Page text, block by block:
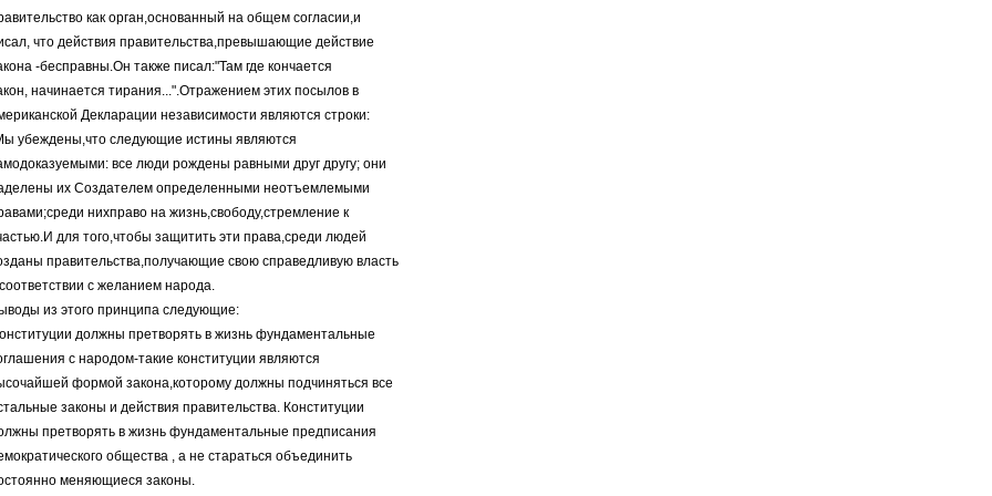
как орган,основанный на общем согласии,и
что действия правительства,превышающие действие
-бесправны.Он также писал:"Там где кончается
начинается тирания...".Отражением этих посылов в
Декларации независимости являются строки:
убеждены,что следующие истины являются
все люди рождены равными друг другу; они
их Создателем определенными неотъемлемыми
нихправо на жизнь,свободу,стремление к
для того,чтобы защитить эти права,среди людей
правительства,получающие свою справедливую власть
с желанием народа.
из этого принципа следующие:
должны претворять в жизнь фундаментальные
с народом-такие конституции являются
формой закона,которому должны подчиняться все
законы и действия правительства. Конституции
претворять в жизнь фундаментальные предписания
общества , а не стараться объединить
меняющиеся законы.